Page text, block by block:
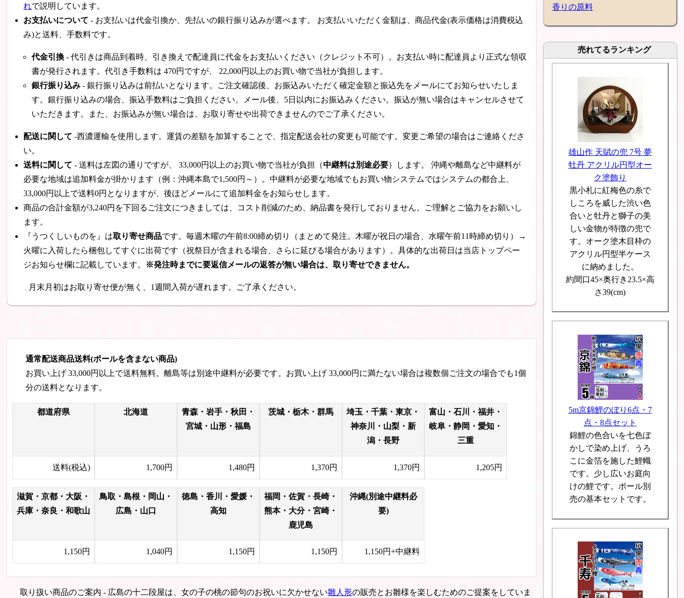
れで説明しています。
お支払いについて - お支払いは代金引換か、先払いの銀行振り込みが選べます。 お支払いいただく金額は、商品代金(表示価格は消費税込
み)と送料、手数料です。
代金引換 - 代引きは商品到着時、引き換えで配達員に代金をお支払いください（クレジット不可）。お支払い時に配達員より正式な領収
書が発行されます。代引き手数料は 470円 ですが、 22,000円 以上のお買い物で当社が負担します。
銀行振り込み - 銀行振り込みは前払いとなります。ご注文確認後、お振込みいただく確定金額と振込先をメールにてお知らせいたしま
す。銀行振り込みの場合、振込手数料はご負担ください。メール後、5日以内にお振込みください。振込が無い場合はキャンセルさせて
いただきます。また、お振込みが無い場合は、お取り寄せや出荷できませんのでご了承ください。
配送に関して -西濃運輸を使用します。運賃の差額を加算することで、指定配送会社の変更も可能です。変更ご希望の場合はご連絡くださ
い。
送料に関して - 送料は左図の通りですが、 33,000円 以上のお買い物で当社が負担（中継料は別途必要）します。 沖縄や離島など中継料が
必要な地域は追加料金が掛かります（例：沖縄本島で1,500円～）。中継料が必要な地域でもお買い物システムではシステムの都合上、
33,000円 以上で送料0円となりますが、後ほどメールにて追加料金をお知らせします。
商品の合計金額が3,240円を下回るご注文につきましては、コスト削減のため、納品書を発行しておりません。ご理解とご協力をお願いし
ます。
『うつくしいものを』は取り寄せ商品です。毎週木曜の午前8:00締め切り（まとめて発注。木曜が祝日の場合、水曜午前11時締め切り）→
火曜に入荷したら梱包してすぐに出荷です（祝祭日が含まれる場合、さらに延びる場合があります）。具体的な出荷日は当店トップペー
ジお知らせ欄に記載しています。 ※発注時までに要返信メールの返答が無い場合は、取り寄せできません。
月末月初はお取り寄せ便が無く、1週間入荷が遅れます。ご了承ください。
通常配送商品送料(ポールを含まない商品)
お買い上げ 33,000円 以上で送料無料。離島等は別途中継料が必要です。お買い上げ 33,000円 に満たない場合は複数個ご注文の場合でも1個
分の送料となります。
都道府県
送料(税込)
北海道
1,700円
青森・岩手・秋田・
宮城・山形・福島
1,480円
茨城・栃木・群馬
1,370円
埼玉・千葉・東京・
神奈川・山梨・新
潟・長野
1,370円
富山・石川・福井・
岐阜・静岡・愛知・
三重
1,205円
滋賀・京都・大阪・
兵庫・奈良・和歌山
1,150円
鳥取・島根・岡山・
広島・山口
1,040円
徳島・香川・愛媛・
高知
1,150円
福岡・佐賀・長崎・
熊本・大分・宮崎・
鹿児島
1,150円
沖縄(別途中継料必
要)
1,150円+中継料
取り扱い商品のご案内 - 広島の十二段屋は、女の子の桃の節句のお祝いに欠かせない雛人形の販売とお雛様を楽しむためのご提案をしていま
香りの原料
売れてるランキング
雄山作 天賦の兜 7号 夢
牡丹 アクリル円型オー
ク塗飾り
黒小札に紅梅色の糸で
しころを威した渋い色
合いと牡丹と獅子の美
しい金物が特徴の兜で
す。オーク塗木目枠の
アクリル円型半ケース
に納めました。
約間口45×奥行き23.5×高
さ39(cm)
5m京錦鯉のぼり6点・7
点・8点セット
錦鯉の色合いを七色ぼ
かしで染め上げ、うろ
こに金箔を施した鯉幟
です。少し広いお庭向
けの鯉です。ポール別
売の基本セットです。